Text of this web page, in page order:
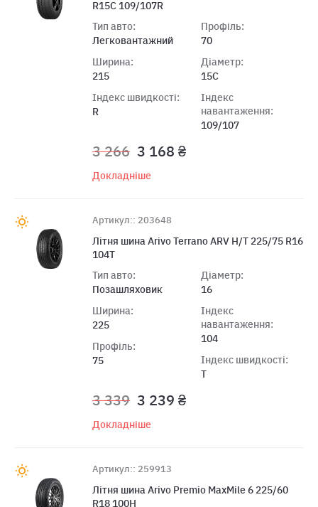
R15C 109/107R
Тип авто:
Легковантажний
Ширина:
215
Індекс швидкості:
R
Профіль:
70
Діаметр:
15C
Індекс
навантаження:
109/107
3 266 3 168 ₴
Докладніше
Артикул:: 203648
Лiтня шина Arivo Terrano ARV H/T 225/75 R16
104T
Тип авто:
Позашляховик
Ширина:
225
Профіль:
75
Діаметр:
16
Індекс
навантаження:
104
Індекс швидкості:
T
3 339 3 239 ₴
Докладніше
Артикул:: 259913
Лiтня шина Arivo Premio MaxMile 6 225/60
R18 100H